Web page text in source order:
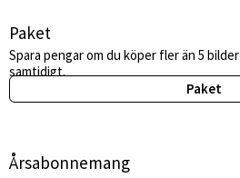
Paket
Spara pengar om du köper fler än 5 bilder
samtidigt.
Paket
Årsabonnemang